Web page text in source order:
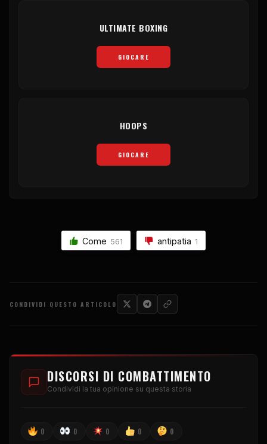
ULTIMATE BOXING
GIOCARE
HOOPS
GIOCARE
Come 561 antipatia 1
CONDIVIDI QUESTO ARTICOLO
DISCORSI DI COMBATTIMENTO
Condividi la tua opinione su questa storia
0 0 0 0 0